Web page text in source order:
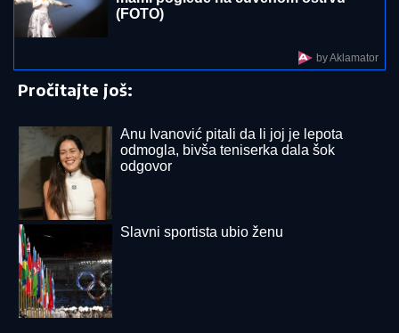
SMRŠALA 15 KILOGRAMA, PA
POKAZALA TELO U BIKINIJU
medalju: Obavlja seoske poslove, a
kada se skine muškarcima padnu
vilice
Ćerka pokojnog pevača zaprepastila
sam"